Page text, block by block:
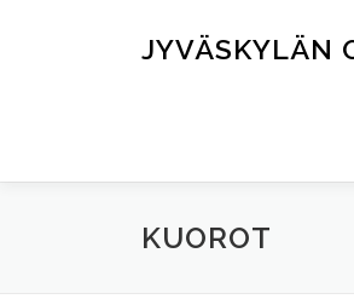
JYVÄSKYLÄN
KUOROT